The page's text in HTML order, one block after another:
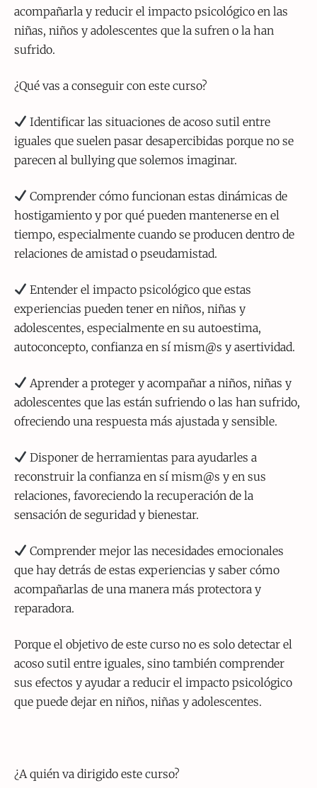
acompañarla y reducir el impacto psicológico en las
niñas, niños y adolescentes que la sufren o la han
sufrido.
¿Qué vas a conseguir con este curso?
Identificar las situaciones de acoso sutil entre
iguales que suelen pasar desapercibidas porque no se
parecen al bullying que solemos imaginar.
Comprender cómo funcionan estas dinámicas de
hostigamiento y por qué pueden mantenerse en el
tiempo, especialmente cuando se producen dentro de
relaciones de amistad o pseudamistad.
Entender el impacto psicológico que estas
experiencias pueden tener en niños, niñas y
adolescentes, especialmente en su autoestima,
autoconcepto, confianza en sí mism@s y asertividad.
Aprender a proteger y acompañar a niños, niñas y
adolescentes que las están sufriendo o las han sufrido,
ofreciendo una respuesta más ajustada y sensible.
Disponer de herramientas para ayudarles a
reconstruir la confianza en sí mism@s y en sus
relaciones, favoreciendo la recuperación de la
sensación de seguridad y bienestar.
Comprender mejor las necesidades emocionales
que hay detrás de estas experiencias y saber cómo
acompañarlas de una manera más protectora y
reparadora.
Porque el objetivo de este curso no es solo detectar el
acoso sutil entre iguales, sino también comprender
sus efectos y ayudar a reducir el impacto psicológico
que puede dejar en niños, niñas y adolescentes.
¿A quién va dirigido este curso?